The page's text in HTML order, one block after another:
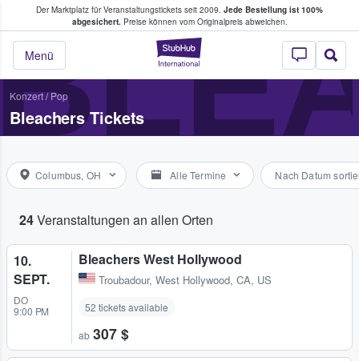
Der Marktplatz für Veranstaltungstickets seit 2009. Jede Bestellung ist 100%
abgesichert.Preise können vom Originalpreis abweichen.
StubHub - Wo
Menü
Tickets kaufen & verkaufen
Konzert/Pop
Bleachers Tickets
Columbus, OH Alle Termine Nach Datum
24Veranstaltungen an allen Orten
10.
SEPT.
DO
9:00 PM
Bleachers West Hollywood
Troubadour, West Hollywood, CA, US
52 tickets available
ab 307 $